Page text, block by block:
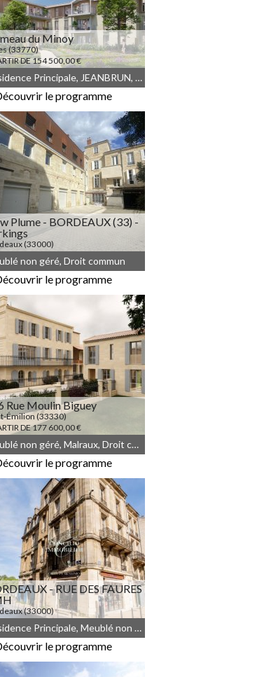
du Minoy
(33770)
DE 154 500,00 €
PARTIR DE 154 500,00 €
Résidence Principale, JEANBRUN, Meublé non géré, Droit commun
le programme
Plume - BORDEAUX (33) -
(33000)
DE 649 000,00 €
PARTIR DE 649 000,00 €
non géré, Droit commun
le programme
Rue Moulin Biguey
Émilion (33330)
DE 177 600,00 €
PARTIR DE 177 600,00 €
Meublé non géré, Malraux, Droit commun
le programme
- RUE DES FAURES
(33000)
DE 226 100,00 €
Résidence Principale, Meublé non géré, Droit commun, Monument Historique
le programme